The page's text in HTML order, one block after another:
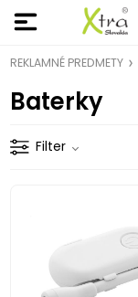
REKLAMNÉ PREDMETY
Baterky
Filter